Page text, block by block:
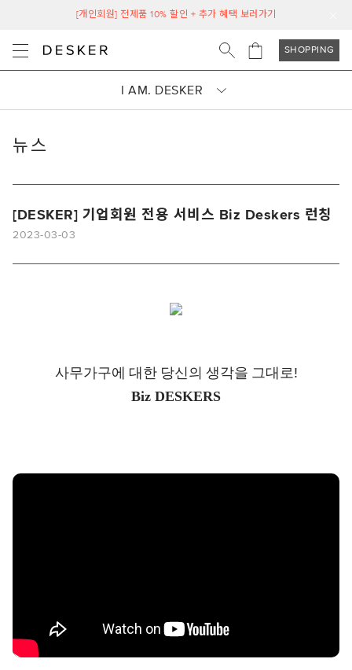
[개인회원] 전제품 10% 할인 + 추가 혜택 보러가기
SHOPPING
I AM. DESKER
뉴스
[DESKER] 기업회원 전용 서비스 Biz Deskers 런칭
2023-03-03
사무가구에 대한 당신의 생각을 그대로!
Biz DESKERS